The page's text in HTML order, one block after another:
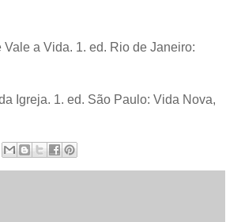
Vale a Vida. 1. ed. Rio de Janeiro:
Igreja. 1. ed. São Paulo: Vida Nova,